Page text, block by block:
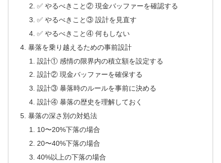
✅ やるべきこと② 現金バッファーを確認する
✅ やるべきこと③ 設計を見直す
✅ やるべきこと④ 何もしない
暴落を乗り越えるための事前設計
設計① 感情の限界内の積立額を設定する
設計② 現金バッファーを確保する
設計③ 暴落時のルールを事前に決める
設計④ 暴落の歴史を理解しておく
暴落の深さ別の対処法
10〜20%下落の場合
20〜40%下落の場合
40%以上の下落の場合